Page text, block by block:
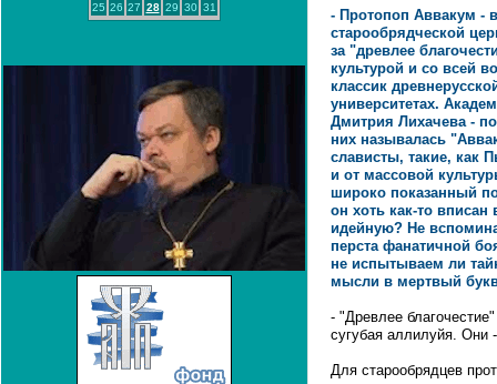
25 26 27 28 29 30 31
- Протопоп Аввакум -
старообрядческой
за "древлее
культурой и со всей
классик
университетах.
Дмитрия Лихачева -
них называлась
слависты, такие, как
и от массовой
широко показанный
он хоть как-то
идейную? Не
перста фанатичной
не испытываем ли
мысли в мертвый
- "Древлее
сугубая аллилуйя. Они
Для старообрядцев